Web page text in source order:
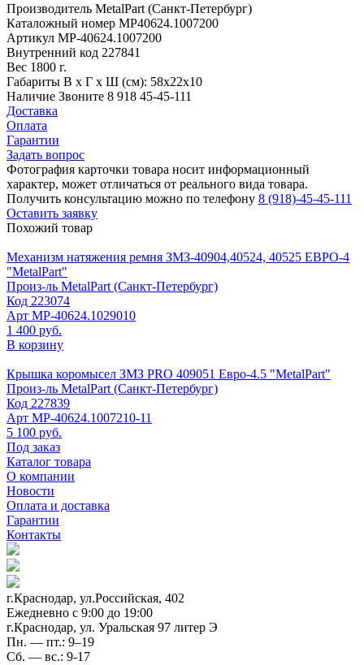
Производитель MetalPart (Санкт-Петербург)
Каталожный номер MP40624.1007200
Артикул MP-40624.1007200
Внутренний код 227841
Вес 1800 г.
Габариты В х Г х Ш (см): 58х22х10
Наличие Звоните 8 918 45-45-111
Доставка
Оплата
Гарантии
Задать вопрос
Фотография карточки товара носит информационный
характер, может отличаться от реального вида товара.
Получить консультацию можно по телефону 8 (918)-45-45-111
Оставить заявку
Похожий товар
Механизм натяжения ремня ЗМЗ-40904,40524, 40525 ЕВРО-4
"MetalPart"
Произ-ль MetalPart (Санкт-Петербург)
Код 223074
Арт MP-40624.1029010
1 400 руб.
В корзину
Крышка коромысел ЗМЗ PRO 409051 Евро-4.5 "MetalPart"
Произ-ль MetalPart (Санкт-Петербург)
Код 227839
Арт MP-40624.1007210-11
5 100 руб.
Под заказ
Каталог товара
О компании
Новости
Оплата и доставка
Гарантии
Контакты
г.Краснодар, ул.Российская, 402
Ежедневно c 9:00 до 19:00
г.Краснодар, ул. Уральская 97 литер Э
Пн. — пт.: 9–19
Сб. — вс.: 9-17